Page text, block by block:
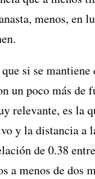
menos, en
si se mantiene
un poco más de
relevante, es la
y la distancia a
de 0.38
a menos de dos